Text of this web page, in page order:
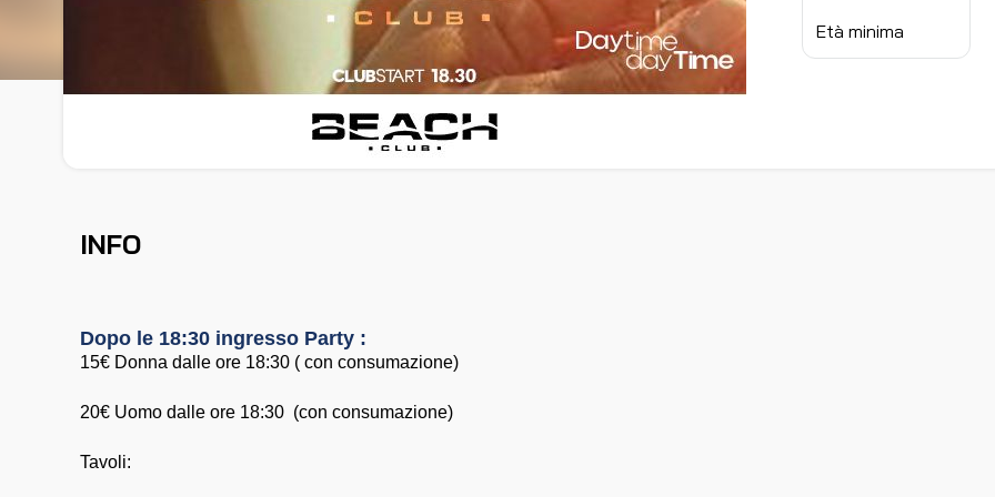
Età minima
INFO
Dopo le 18:30 ingresso Party :
15€ Donna dalle ore 18:30 ( con consumazione)
20€ Uomo dalle ore 18:30 (con consumazione)
Tavoli: